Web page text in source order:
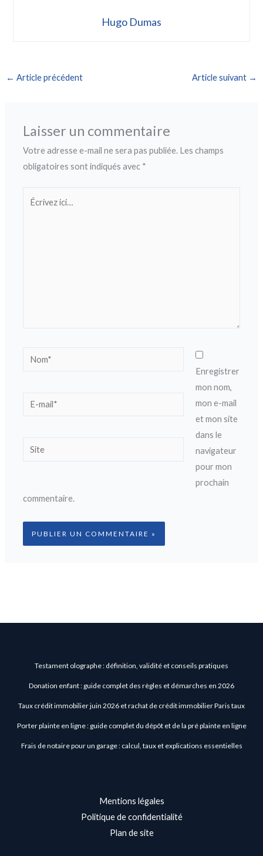
Hugo Dumas
← Article précédent Article suivant →
Laisser un commentaire
Votre adresse e-mail ne sera pas publiée. Les champs
obligatoires sont indiqués avec *
Nom*
E-
Site
Enregistrer
mon nom,
mon e-mail
et mon site
dans le
navigateur
pour mon
prochain
commentaire.
Testament olographe : définition, validité et conseils pratiques
Donation enfant : guide complet des règles et démarches en 2026
Taux crédit immobilier juin 2026 et rachat de crédit immobilier Paris taux
Porter plainte en ligne : guide complet du dépôt et de la pré plainte en ligne
Frais de notaire pour un garage : calcul, taux et explications essentielles
Mentions légales
Politique de confidentialité
Plan de site